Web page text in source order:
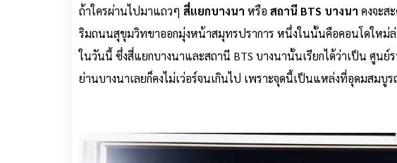
ถ้าใครผ่านไปมาแถวๆ สี่แยกบางนา หรือ สถานี BTS บางนา คงจะส
ริมถนนสุขุมวิทขาออกมุ่งหน้าสมุทรปราการ หนึ่งในนั้นคือคอนโดใหม่
ในวันนี้ ซึ่งสี่แยกบางนาและสถานี BTS บางนานั้นเรียกได้ว่าเป็น ศูนย์
ย่านบางนาเลยก็คงไม่เว่อร์จนเกินไป เพราะจุดนี้เป็นแหล่งที่อุดมสมบู